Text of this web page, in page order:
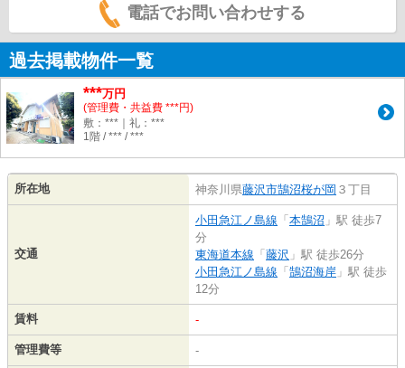
電話でお問い合わせする
過去掲載物件一覧
***万円
(管理費・共益費 ***円)
敷：***｜礼：***
1階 / *** / ***
所在地 神奈川県藤沢市鵠沼桜が岡 ３丁目
交通
小田急江ノ島線 「 本鵠沼 」駅 徒歩7
分
東海道本線 「 藤沢 」駅 徒歩26分
小田急江ノ島線 「 鵠沼海岸 」駅 徒歩
12分
賃料 -
管理費等 -